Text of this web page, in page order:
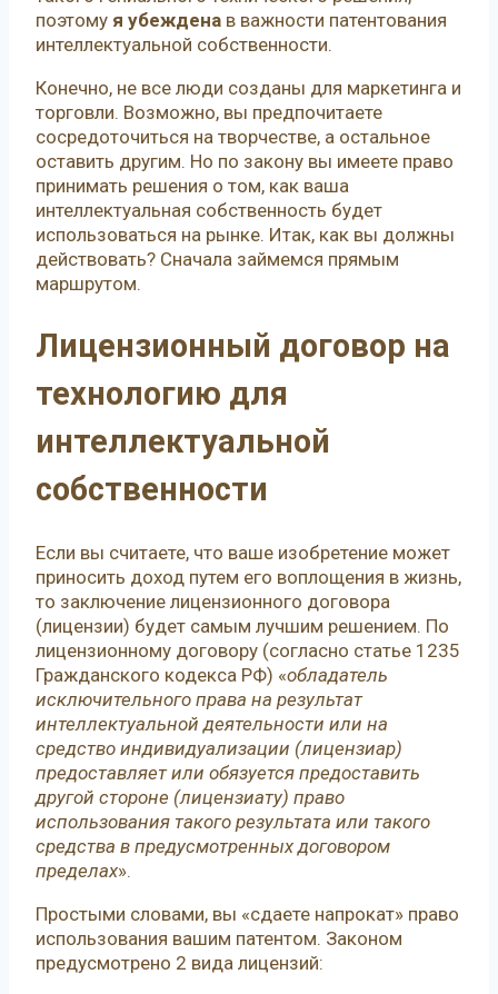
поэтому я убеждена в важности патентования
интеллектуальной собственности.
Конечно, не все люди созданы для маркетинга и
торговли. Возможно, вы предпочитаете
сосредоточиться на творчестве, а остальное
оставить другим. Но по закону вы имеете право
принимать решения о том, как ваша
интеллектуальная собственность будет
использоваться на рынке. Итак, как вы должны
действовать? Сначала займемся прямым
маршрутом.
Лицензионный договор на
технологию для
интеллектуальной
собственности
Если вы считаете, что ваше изобретение может
приносить доход путем его воплощения в жизнь,
то заключение лицензионного договора
(лицензии) будет самым лучшим решением. По
лицензионному договору (согласно статье 1235
Гражданского кодекса РФ) «обладатель
исключительного права на результат
интеллектуальной деятельности или на
средство индивидуализации (лицензиар)
предоставляет или обязуется предоставить
другой стороне (лицензиату) право
использования такого результата или такого
средства в предусмотренных договором
пределах».
Простыми словами, вы «сдаете напрокат» право
использования вашим патентом. Законом
предусмотрено 2 вида лицензий: